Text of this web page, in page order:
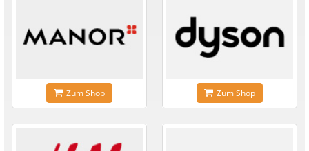
Zum Shop Zum Shop